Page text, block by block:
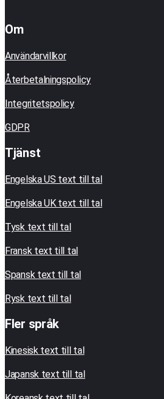
Om
Användarvillkor
Återbetalningspolicy
Integritetspolicy
GDPR
Tjänst
Engelska US text till tal
Engelska UK text till tal
Tysk text till tal
Fransk text till tal
Spansk text till tal
Rysk text till tal
Fler språk
Kinesisk text till tal
Japansk text till tal